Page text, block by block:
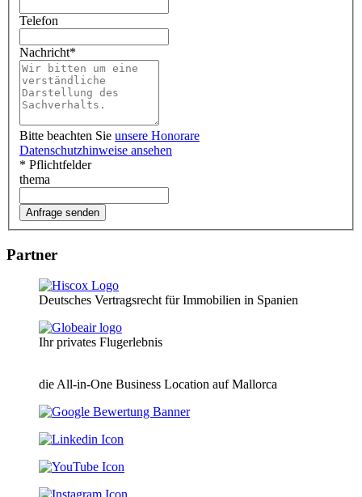
Telefon
Nachricht*
Bitte beachten Sie unsere Honorare
Datenschutzhinweise ansehen
* Pflichtfelder
thema
Partner
Deutsches Vertragsrecht für Immobilien in Spanien
Ihr privates Flugerlebnis
die All-in-One Business Location auf Mallorca